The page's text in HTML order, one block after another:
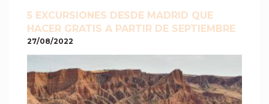
5 EXCURSIONES DESDE MADRID QUE
HACER GRATIS A PARTIR DE SEPTIEMBRE
27/08/2022